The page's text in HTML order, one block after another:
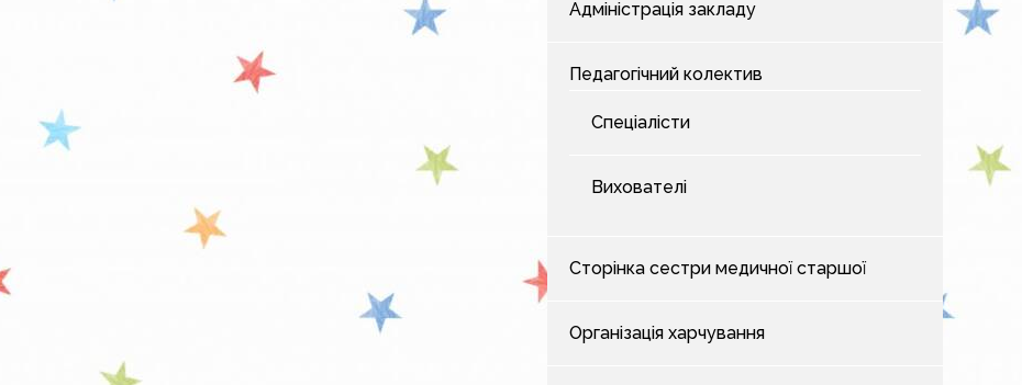
Адміністрація закладу
Педагогічний колектив
Спеціалісти
Вихователі
Сторінка сестри медичної старшої
Організація харчування